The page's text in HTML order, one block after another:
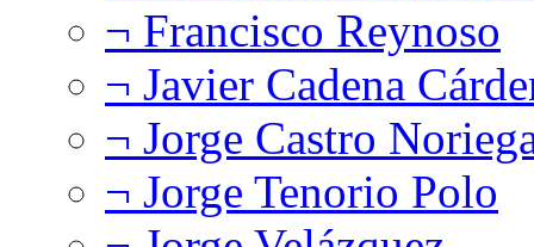
¬ Francisco Reynoso
¬ Javier Cadena
¬ Jorge Castro
¬ Jorge Tenorio Polo